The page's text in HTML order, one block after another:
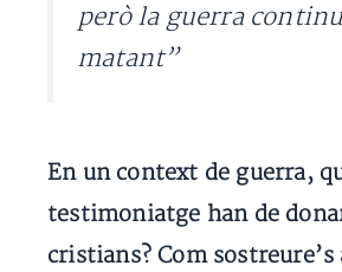
però la guerra
matant”
En un context de guerra,
testimoniatge han de
cristians? Com